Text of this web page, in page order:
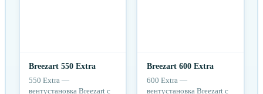
Breezart 550 Extra
550 Extra —
вентустановка Breezart с
Breezart 600 Extra
600 Extra —
вентустановка Breezart с